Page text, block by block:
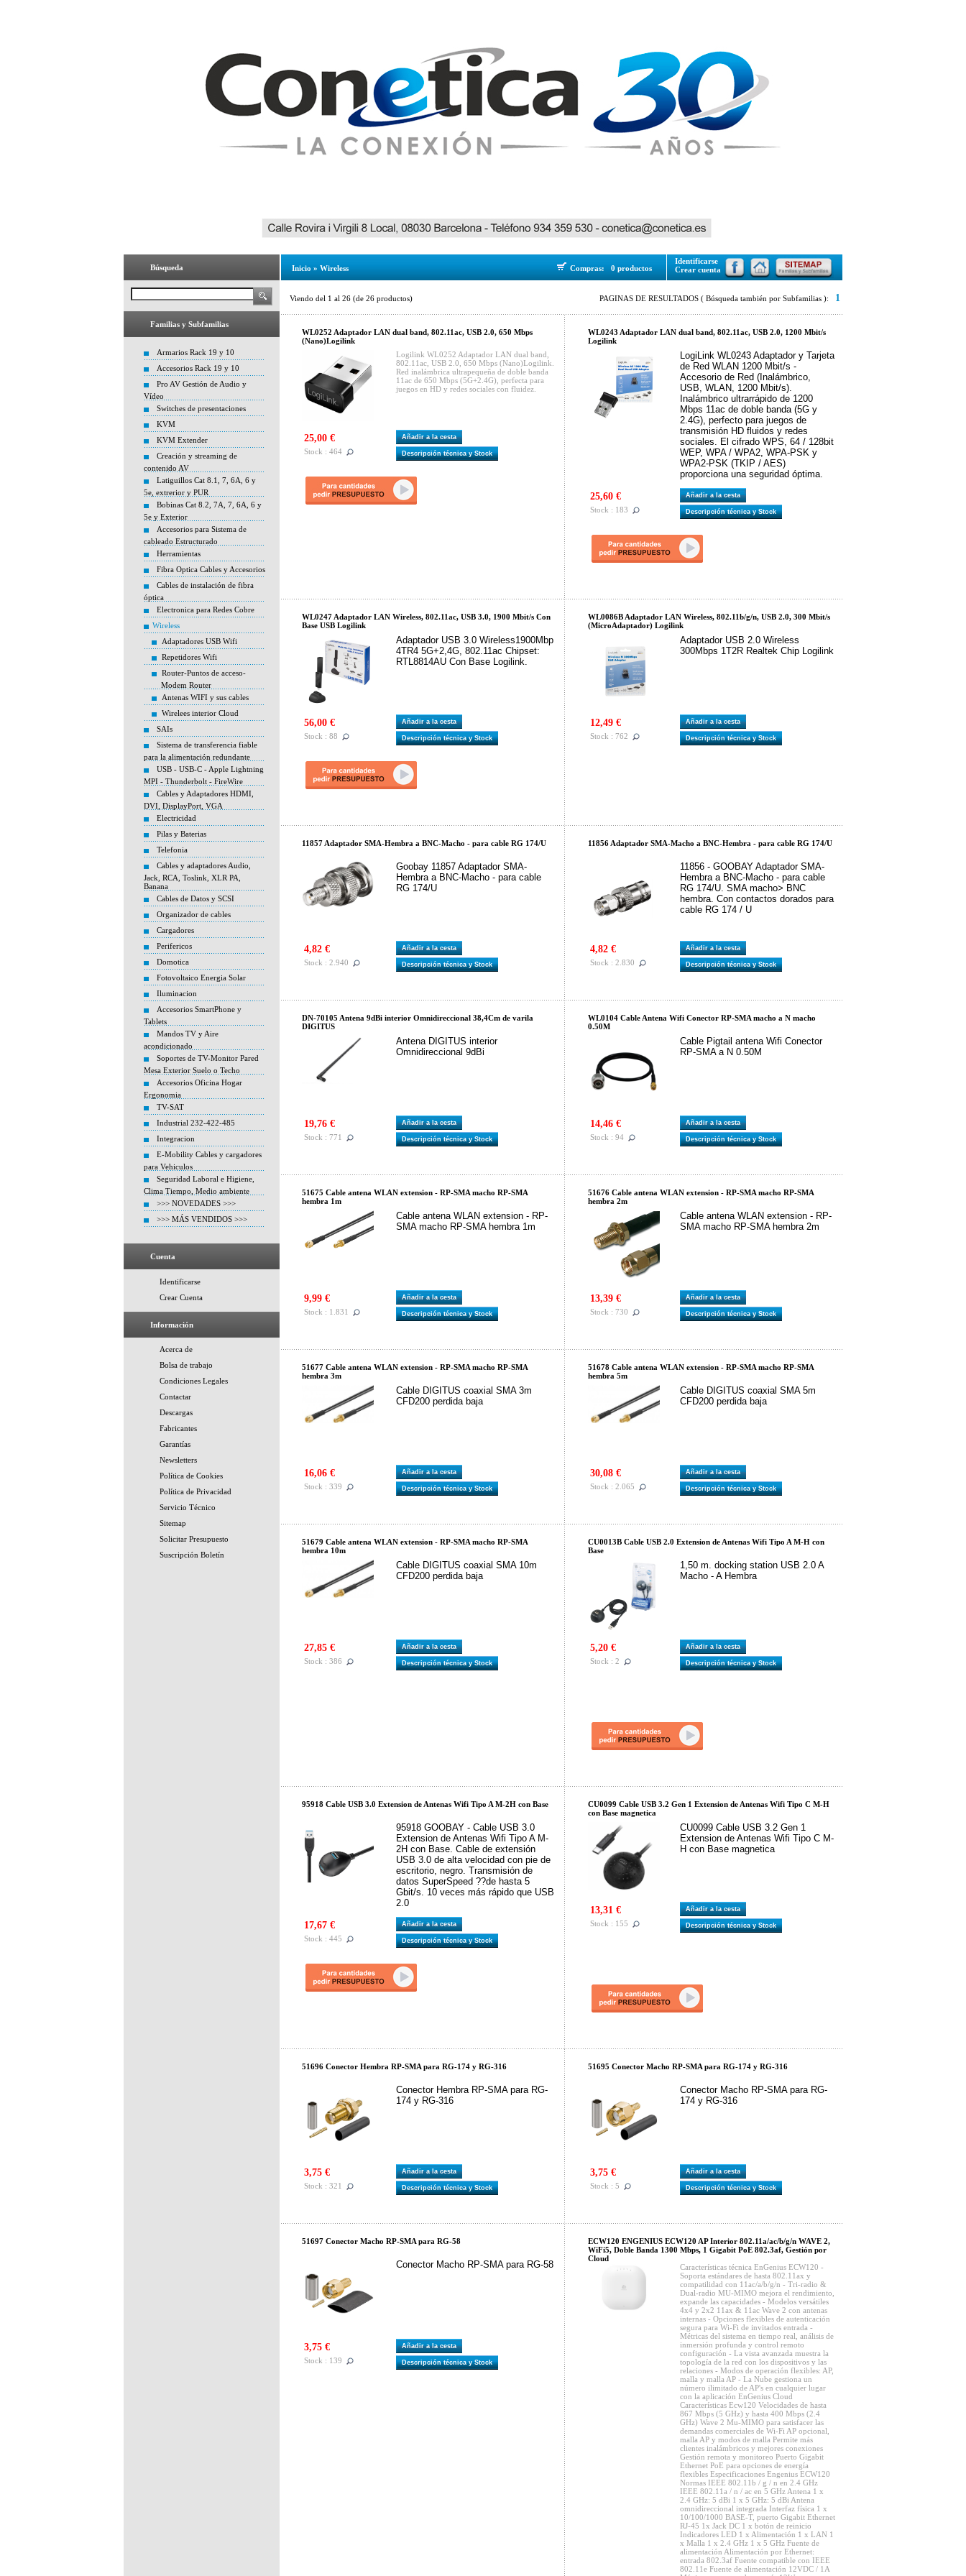
Búsqueda
Familias y Subfamilias
Armarios Rack 19 y 10
Accesorios Rack 19 y 10
Pro AV Gestión de Audio y
Vídeo
Switches de presentaciones
KVM
KVM Extender
Creación y streaming de
contenido AV
Latiguillos Cat 8.1, 7, 6A, 6 y
5e, extrerior y PUR
Bobinas Cat 8.2, 7A, 7, 6A, 6 y
5e y Exterior
Accesorios para Sistema de
cableado Estructurado
Herramientas
Fibra Optica Cables y Accesorios
Cables de instalación de fibra
óptica
Electronica para Redes Cobre
Wireless
Adaptadores USB Wifi
Repetidores Wifi
Router-Puntos de acceso-
Modem Router
Antenas WIFI y sus cables
Wirelees interior Cloud
SAIs
Sistema de transferencia fiable
para la alimentación redundante
USB - USB-C - Apple Lightning
MPI - Thunderbolt - FireWire
Cables y Adaptadores HDMI,
DVI, DisplayPort, VGA
Electricidad
Pilas y Baterias
Telefonia
Cables y adaptadores Audio,
Jack, RCA, Toslink, XLR PA,
Banana
Cables de Datos y SCSI
Organizador de cables
Cargadores
Perifericos
Domotica
Fotovoltaico Energia Solar
Iluminacion
Accesorios SmartPhone y
Tablets
Mandos TV y Aire
acondicionado
Soportes de TV-Monitor Pared
Mesa Exterior Suelo o Techo
Accesorios Oficina Hogar
Ergonomia
TV-SAT
Industrial 232-422-485
Integracion
E-Mobility Cables y cargadores
para Vehiculos
Seguridad Laboral e Higiene,
Clima Tiempo, Medio ambiente
>>> NOVEDADES >>>
>>> MÁS VENDIDOS >>>
Cuenta
Identificarse
Crear Cuenta
Información
Acerca de
Bolsa de trabajo
Condiciones Legales
Contactar
Descargas
Fabricantes
Garantías
Newsletters
Política de Cookies
Política de Privacidad
Servicio Técnico
Sitemap
Solicitar Presupuesto
Suscripción Boletín
Inicio » Wireless Compras: 0 productos
Identificarse
Crear cuenta
Viendo del 1 al 26 (de 26 productos) PAGINAS DE RESULTADOS ( Búsqueda también por Subfamilias ): 1
WL0252 Adaptador LAN dual band, 802.11ac, USB 2.0, 650 Mbps
(Nano)Logilink
Logilink WL0252 Adaptador LAN dual band,
802.11ac, USB 2.0, 650 Mbps (Nano)Logilink.
Red inalámbrica ultrapequeña de doble banda
11ac de 650 Mbps (5G+2.4G), perfecta para
juegos en HD y redes sociales con fluidez.
25,00 €
Stock : 464
Añadir a la cesta
Descripción técnica y Stock
WL0243 Adaptador LAN dual band, 802.11ac, USB 2.0, 1200 Mbit/s
Logilink
LogiLink WL0243 Adaptador y Tarjeta
de Red WLAN 1200 Mbit/s -
Accesorio de Red (Inalámbrico,
USB, WLAN, 1200 Mbit/s).
Inalámbrico ultrarrápido de 1200
Mbps 11ac de doble banda (5G y
2.4G), perfecto para juegos de
transmisión HD fluidos y redes
sociales. El cifrado WPS, 64 / 128bit
WEP, WPA / WPA2, WPA-PSK y
WPA2-PSK (TKIP / AES)
proporciona una seguridad óptima.
25,60 €
Stock : 183
Añadir a la cesta
Descripción técnica y Stock
WL0247 Adaptador LAN Wireless, 802.11ac, USB 3.0, 1900 Mbit/s Con
Base USB Logilink
Adaptador USB 3.0 Wireless1900Mbp
4TR4 5G+2,4G, 802.11ac Chipset:
RTL8814AU Con Base Logilink.
56,00 €
Stock : 88
Añadir a la cesta
Descripción técnica y Stock
WL0086B Adaptador LAN Wireless, 802.11b/g/n, USB 2.0, 300 Mbit/s
(MicroAdaptador) Logilink
Adaptador USB 2.0 Wireless
300Mbps 1T2R Realtek Chip Logilink
12,49 €
Stock : 762
Añadir a la cesta
Descripción técnica y Stock
11857 Adaptador SMA-Hembra a BNC-Macho - para cable RG 174/U
Goobay 11857 Adaptador SMA-
Hembra a BNC-Macho - para cable
RG 174/U
4,82 €
Stock : 2.940
Añadir a la cesta
Descripción técnica y Stock
11856 Adaptador SMA-Macho a BNC-Hembra - para cable RG 174/U
11856 - GOOBAY Adaptador SMA-
Hembra a BNC-Macho - para cable
RG 174/U. SMA macho> BNC
hembra. Con contactos dorados para
cable RG 174 / U
4,82 €
Stock : 2.830
Añadir a la cesta
Descripción técnica y Stock
DN-70105 Antena 9dBi interior Omnidireccional 38,4Cm de varila
DIGITUS
Antena DIGITUS interior
Omnidireccional 9dBi
19,76 €
Stock : 771
Añadir a la cesta
Descripción técnica y Stock
WL0104 Cable Antena Wifi Conector RP-SMA macho a N macho
0.50M
Cable Pigtail antena Wifi Conector
RP-SMA a N 0.50M
14,46 €
Stock : 94
Añadir a la cesta
Descripción técnica y Stock
51675 Cable antena WLAN extension - RP-SMA macho RP-SMA
hembra 1m
Cable antena WLAN extension - RP-
SMA macho RP-SMA hembra 1m
9,99 €
Stock : 1.831
Añadir a la cesta
Descripción técnica y Stock
51676 Cable antena WLAN extension - RP-SMA macho RP-SMA
hembra 2m
Cable antena WLAN extension - RP-
SMA macho RP-SMA hembra 2m
13,39 €
Stock : 730
Añadir a la cesta
Descripción técnica y Stock
51677 Cable antena WLAN extension - RP-SMA macho RP-SMA
hembra 3m
Cable DIGITUS coaxial SMA 3m
CFD200 perdida baja
16,06 €
Stock : 339
Añadir a la cesta
Descripción técnica y Stock
51678 Cable antena WLAN extension - RP-SMA macho RP-SMA
hembra 5m
Cable DIGITUS coaxial SMA 5m
CFD200 perdida baja
30,08 €
Stock : 2.065
Añadir a la cesta
Descripción técnica y Stock
51679 Cable antena WLAN extension - RP-SMA macho RP-SMA
hembra 10m
Cable DIGITUS coaxial SMA 10m
CFD200 perdida baja
27,85 €
Stock : 386
Añadir a la cesta
Descripción técnica y Stock
CU0013B Cable USB 2.0 Extension de Antenas Wifi Tipo A M-H con
Base
1,50 m. docking station USB 2.0 A
Macho - A Hembra
5,20 €
Stock : 2
Añadir a la cesta
Descripción técnica y Stock
95918 Cable USB 3.0 Extension de Antenas Wifi Tipo A M-2H con Base
95918 GOOBAY - Cable USB 3.0
Extension de Antenas Wifi Tipo A M-
2H con Base. Cable de extensión
USB 3.0 de alta velocidad con pie de
escritorio, negro. Transmisión de
datos SuperSpeed ??de hasta 5
Gbit/s. 10 veces más rápido que USB
2.0
17,67 €
Stock : 445
Añadir a la cesta
Descripción técnica y Stock
CU0099 Cable USB 3.2 Gen 1 Extension de Antenas Wifi Tipo C M-H
con Base magnetica
CU0099 Cable USB 3.2 Gen 1
Extension de Antenas Wifi Tipo C M-
H con Base magnetica
13,31 €
Stock : 155
Añadir a la cesta
Descripción técnica y Stock
51696 Conector Hembra RP-SMA para RG-174 y RG-316
Conector Hembra RP-SMA para RG-
174 y RG-316
3,75 €
Stock : 321
Añadir a la cesta
Descripción técnica y Stock
51695 Conector Macho RP-SMA para RG-174 y RG-316
Conector Macho RP-SMA para RG-
174 y RG-316
3,75 €
Stock : 5
Añadir a la cesta
Descripción técnica y Stock
51697 Conector Macho RP-SMA para RG-58
Conector Macho RP-SMA para RG-58
3,75 €
Stock : 139
Añadir a la cesta
Descripción técnica y Stock
ECW120 ENGENIUS ECW120 AP Interior 802.11a/ac/b/g/n WAVE 2,
WiFi5, Doble Banda 1300 Mbps, 1 Gigabit PoE 802.3af, Gestión por
Cloud
Características técnica EnGenius ECW120 -
Soporta estándares de hasta 802.11ax y
compatilidad con 11ac/a/b/g/n - Tri-radio &
Dual-radio MU-MIMO mejora el rendimiento,
expande las capacidades - Modelos versátiles
4x4 y 2x2 11ax & 11ac Wave 2 con antenas
internas - Opciones flexibles de autenticación
segura para Wi-Fi de invitados entrada -
Métricas del sistema en tiempo real, análisis de
inmersión profunda y control remoto
configuración - La vista avanzada muestra la
topología de la red con los dispositivos y las
relaciones - Modos de operación flexibles: AP,
malla y malla AP - La Nube gestiona un
número ilimitado de AP's en cualquier lugar
con la aplicación EnGenius Cloud
Características Ecw120 Velocidades de hasta
867 Mbps (5 GHz) y hasta 400 Mbps (2.4
GHz) Wave 2 Mu-MIMO para satisfacer las
demandas comerciales de Wi-Fi AP opcional,
malla AP y modos de malla Permite más
clientes inalámbricos y mejores conexiones
Gestión remota y monitoreo Puerto Gigabit
Ethernet PoE para opciones de energía
flexibles Especificaciones Engenius ECW120
Normas IEEE 802.11b / g / n en 2.4 GHz
IEEE 802.11a / n / ac en 5 GHz Antena 1 x
2.4 GHz: 5 dBi 1 x 5 GHz: 5 dBi Antena
omnidireccional integrada Interfaz física 1 x
10/100/1000 BASE-T, puerto Gigabit Ethernet
RJ-45 1x Jack DC 1 x botón de reinicio
Indicadores LED 1 x Alimentación 1 x LAN 1
x Malla 1 x 2.4 GHz 1 x 5 GHz Fuente de
alimentación Alimentación por Ethernet:
entrada 802.3af Fuente compatible con IEEE
802.11e Fuente de alimentación 12VDC / 1A